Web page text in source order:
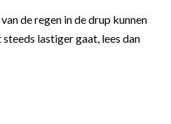
de regen in de drup kunnen
lastiger gaat, lees dan